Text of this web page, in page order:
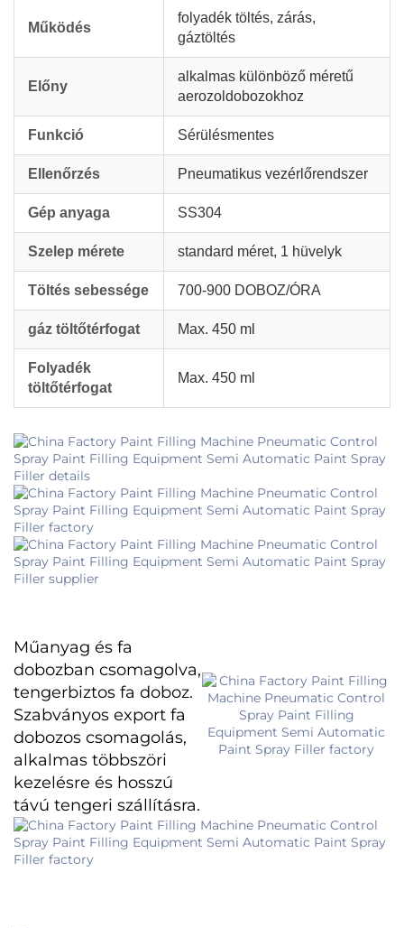
Működés
folyadék töltés, zárás,
gáztöltés
Előny
alkalmas különböző méretű
aerozoldobozokhoz
Funkció Sérülésmentes
Ellenőrzés Pneumatikus vezérlőrendszer
Gép anyaga SS304
Szelep mérete standard méret, 1 hüvelyk
Töltés sebessége 700-900 DOBOZ/ÓRA
gáz töltőtérfogat Max. 450 ml
Folyadék
töltőtérfogat
Max. 450 ml
Műanyag és fa
dobozban csomagolva,
tengerbiztos fa doboz.
Szabványos export fa
dobozos csomagolás,
alkalmas többszöri
kezelésre és hosszú
távú tengeri szállításra.